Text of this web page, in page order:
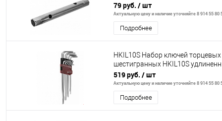
79 руб. / шт
Актуальную цену и наличие уточняйте 8 914 55 80
Подробнее
HKIL10S Набор ключей торцевых
шестигранных HKIL10S
дюймовых, H1/16"-H3/8", 10
519 руб. / шт
Актуальную цену и наличие уточняйте 8 914 55 80
Подробнее